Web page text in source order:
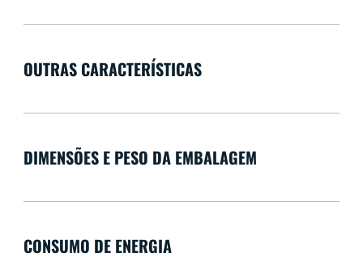
OUTRAS CARACTERÍSTICAS
DIMENSÕES E PESO DA EMBALAGEM
CONSUMO DE ENERGIA